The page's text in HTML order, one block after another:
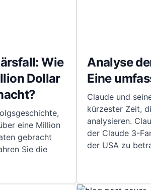
Wie
Dollar
eine Million
gebracht
Sie die
Analyse
Eine
Claude und
kürzester Zeit,
analysieren.
der Claude 3-
der USA zu